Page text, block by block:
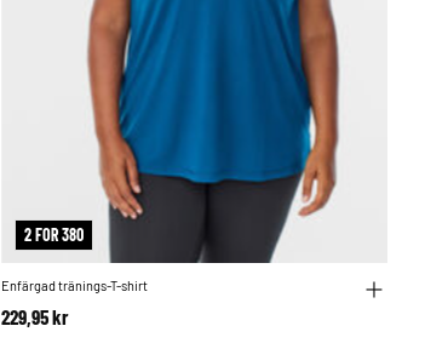
2 FOR 380
Enfärgad tränings-T-shirt
229,95 kr